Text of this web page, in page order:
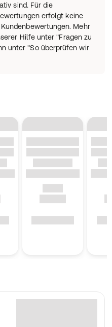
sind. Für die
erfolgt keine
Mehr
Hilfe unter "Fragen zu
unter "So überprüfen wir